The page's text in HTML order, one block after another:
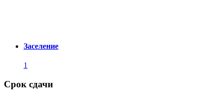
Заселение
1
Срок сдачи